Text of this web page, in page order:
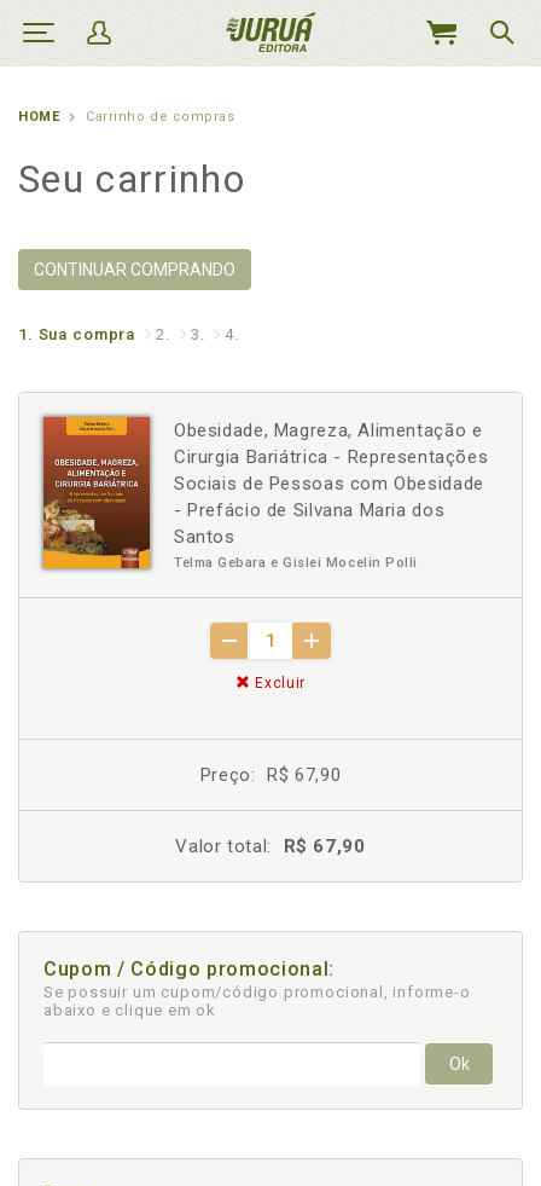
MEU
HOME Carrinho de compras
Seu carrinho
CONTINUAR COMPRANDO
1. Sua compra 2. 3. 4.
Obesidade, Magreza, Alimentação e
Cirurgia Bariátrica - Representações
Sociais de Pessoas com Obesidade
- Prefácio de Silvana Maria dos
Santos
Telma Gebara e Gislei Mocelin Polli
Excluir
Preço: R$ 67,90
Valor total: R$ 67,90
Cupom / Código promocional:
Se possuir um cupom/código promocional, informe-o
abaixo e clique em ok
Ok